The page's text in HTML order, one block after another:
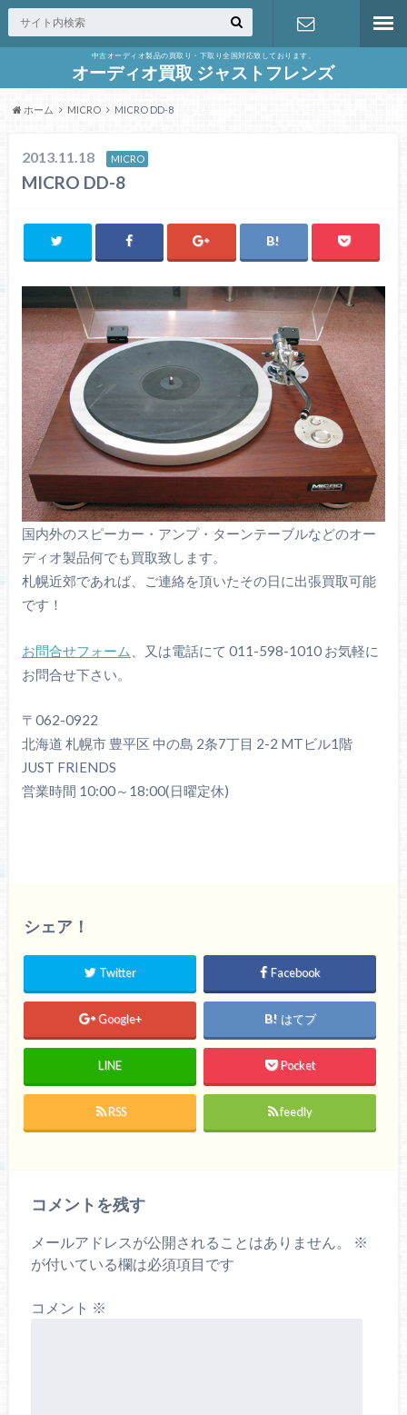
中古オーディオ製品の買取り・下取り全国対応致しております。
オーディオ買取 ジャストフレンズ
お問合せ
ホーム MICRO MICRO DD-8
2013.11.18 MICRO
MICRO DD-8
国内外のスピーカー・アンプ・ターンテーブルなどのオー
ディオ製品何でも買取致します。
札幌近郊であれば、ご連絡を頂いたその日に出張買取可能
です！
お問合せフォーム 、又は電話にて 011-598-1010 お気軽に
お問合せ下さい。
〒062-0922
北海道 札幌市 豊平区 中の島 2条7丁目 2-2 MTビル1階
JUST FRIENDS
営業時間 10:00～18:00(日曜定休)
シェア！
Twitter Facebook
Google+ はてブ
LINE Pocket
RSS feedly
コメントを残す
メールアドレスが公開されることはありません。
※
が付いている欄は必須項目です
コメント ※